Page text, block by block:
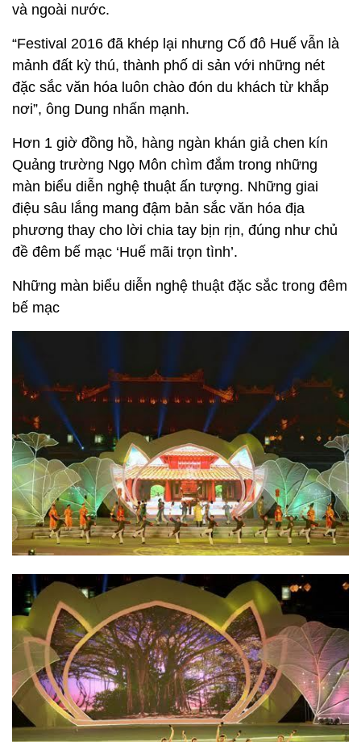
và ngoài nước.
“Festival 2016 đã khép lại nhưng Cố đô Huế vẫn là
mảnh đất kỳ thú, thành phố di sản với những nét
đặc sắc văn hóa luôn chào đón du khách từ khắp
nơi”, ông Dung nhấn mạnh.
Hơn 1 giờ đồng hồ, hàng ngàn khán giả chen kín
Quảng trường Ngọ Môn chìm đắm trong những
màn biểu diễn nghệ thuật ấn tượng. Những giai
điệu sâu lắng mang đậm bản sắc văn hóa địa
phương thay cho lời chia tay bịn rịn, đúng như chủ
đề đêm bế mạc ‘Huế mãi trọn tình’.
Những màn biểu diễn nghệ thuật đặc sắc trong đêm
bế mạc